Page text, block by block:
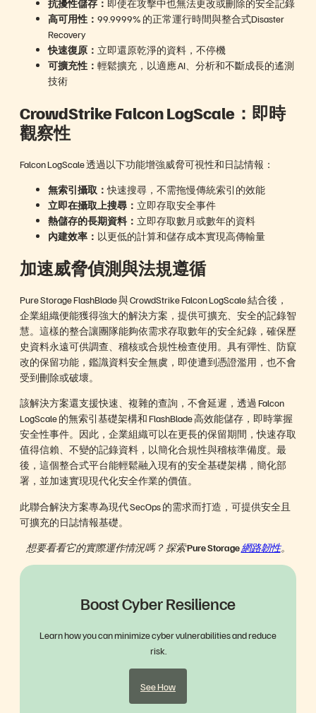
抗擾性儲存： 即使在攻擊中也無法更改或刪除的安全記錄
高可用性： 99.9999% 的正常運行時間與整合式Disaster
Recovery
快速復原： 立即還原乾淨的資料，不停機
可擴充性： 輕鬆擴充，以適應 AI、分析和不斷成長的遙測
技術
CrowdStrike Falcon LogScale：即時
觀察性
Falcon LogScale 透過以下功能增強威脅可視性和日誌情報：
無索引攝取：快速搜尋，不需拖慢傳統索引的效能
立即在攝取上搜尋： 立即存取安全事件
熱儲存的長期資料： 立即存取數月或數年的資料
內建效率： 以更低的計算和儲存成本實現高傳輸量
加速威脅偵測與法規遵循
Pure Storage FlashBlade 與 CrowdStrike Falcon LogScale 結合後，
企業組織便能獲得強大的解決方案，提供可擴充、安全的記錄智
慧。這樣的整合讓團隊能夠依需求存取數年的安全紀錄，確保歷
史資料永遠可供調查、稽核或合規性檢查使用。具有彈性、防竄
改的保留功能，鑑識資料安全無虞，即使遭到憑證濫用，也不會
受到刪除或破壞。
該解決方案還支援快速、複雜的查詢，不會延遲，透過 Falcon
LogScale 的無索引基礎架構和 FlashBlade 高效能儲存，即時掌握
安全性事件。因此，企業組織可以在更長的保留期間，快速存取
值得信賴、不變的記錄資料，以簡化合規性與稽核準備度。最
後，這個整合式平台能輕鬆融入現有的安全基礎架構，簡化部
署，並加速實現現代化安全作業的價值。
此聯合解決方案專為現代 SecOps 的需求而打造，可提供安全且
可擴充的日誌情報基礎。
想要看看它的實際運作情況嗎？ 探索 Pure Storage網路韌性。
Boost Cyber Resilience
Learn how you can minimize cyber vulnerabilities and reduce
risk.
See How